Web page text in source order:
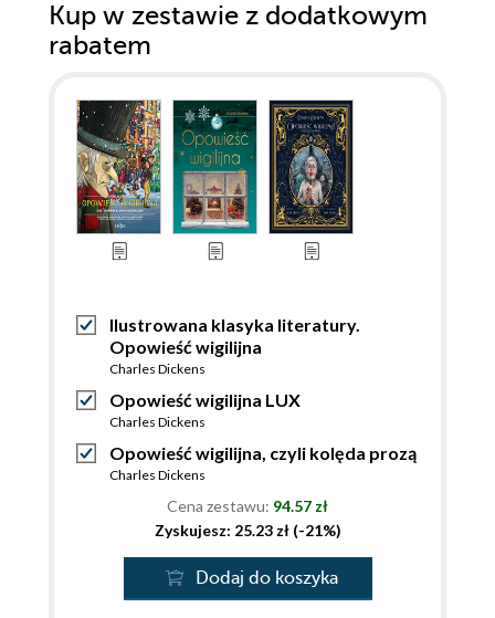
Kup w zestawie z dodatkowym
rabatem
Ilustrowana klasyka literatury.
Opowieść wigilijna
Charles Dickens
Opowieść wigilijna LUX
Charles Dickens
Opowieść wigilijna, czyli kolęda prozą
Charles Dickens
Cena zestawu: 94.57 zł
Zyskujesz: 25.23 zł (-21%)
Dodaj do koszyka